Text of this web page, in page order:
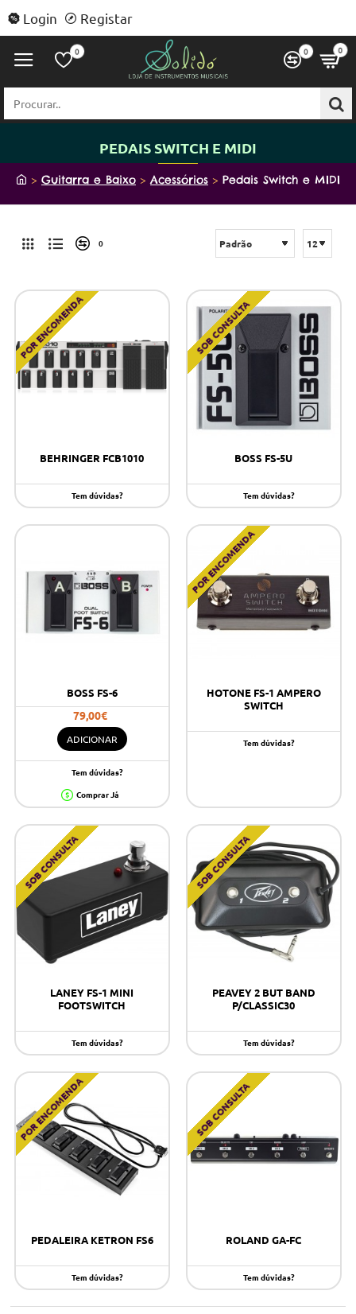
Login Registar
0 0 0
Procurar..
PEDAIS SWITCH E MIDI
h
Guitarra e Baixo Acessórios Pedais Switch e MIDI
0
POR ENCOMENDA
BEHRINGER FCB1010
Tem dúvidas?
SOB CONSULTA
BOSS FS-5U
Tem dúvidas?
BOSS FS-6
79,00€
ADICIONAR
Tem dúvidas?
Comprar Já
POR ENCOMENDA
HOTONE FS-1 AMPERO
SWITCH
Tem dúvidas?
SOB CONSULTA
LANEY FS-1 MINI
FOOTSWITCH
Tem dúvidas?
SOB CONSULTA
PEAVEY 2 BUT BAND
P/CLASSIC30
Tem dúvidas?
POR ENCOMENDA
PEDALEIRA KETRON FS6
Tem dúvidas?
SOB CONSULTA
ROLAND GA-FC
Tem dúvidas?